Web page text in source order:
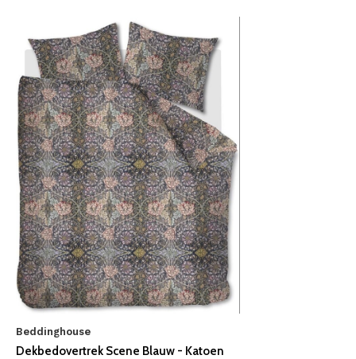
Beddinghouse
Dekbedovertrek Scene Blauw - Katoen